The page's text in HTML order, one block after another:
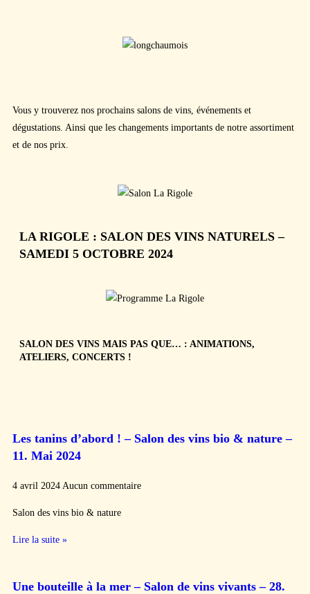
Vous y trouverez nos prochains salons de vins, événements et
dégustations. Ainsi que les changements importants de notre assortiment
et de nos prix.
LA RIGOLE : SALON DES VINS NATURELS –
SAMEDI 5 OCTOBRE 2024
SALON DES VINS MAIS PAS QUE… : ANIMATIONS,
ATELIERS, CONCERTS !
Les tanins d’abord ! – Salon des vins bio & nature –
11. Mai 2024
4 avril 2024 Aucun commentaire
Salon des vins bio & nature
Lire la suite »
Une bouteille à la mer – Salon de vins vivants – 28.